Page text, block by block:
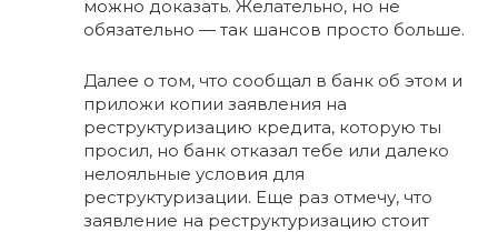
можно доказать. Желательно, но не
обязательно — так шансов просто больше.
Далее о том, что сообщал в банк об этом и
приложи копии заявления на
реструктуризацию кредита, которую ты
просил, но банк отказал тебе или далеко
нелояльные условия для
реструктуризации. Еще раз отмечу, что
заявление на реструктуризацию стоит